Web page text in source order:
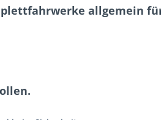
allgemein für